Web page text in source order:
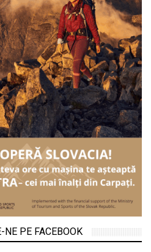
NE PE FACEBOOK